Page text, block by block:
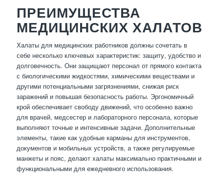
ПРЕИМУЩЕСТВА
МЕДИЦИНСКИХ ХАЛАТОВ
Халаты для медицинских работников должны сочетать в
себе несколько ключевых характеристик: защиту, удобство и
долговечность. Они защищают персонал от прямого контакта
с биологическими жидкостями, химическими веществами и
другими потенциальными загрязнениями, снижая риск
заражений и повышая безопасность работы. Эргономичный
крой обеспечивает свободу движений, что особенно важно
для врачей, медсестер и лабораторного персонала, которые
выполняют точные и интенсивные задачи. Дополнительные
элементы, такие как удобные карманы для инструментов,
документов и мобильных устройств, а также регулируемые
манжеты и пояс, делают халаты максимально практичными и
функциональными для ежедневного использования.